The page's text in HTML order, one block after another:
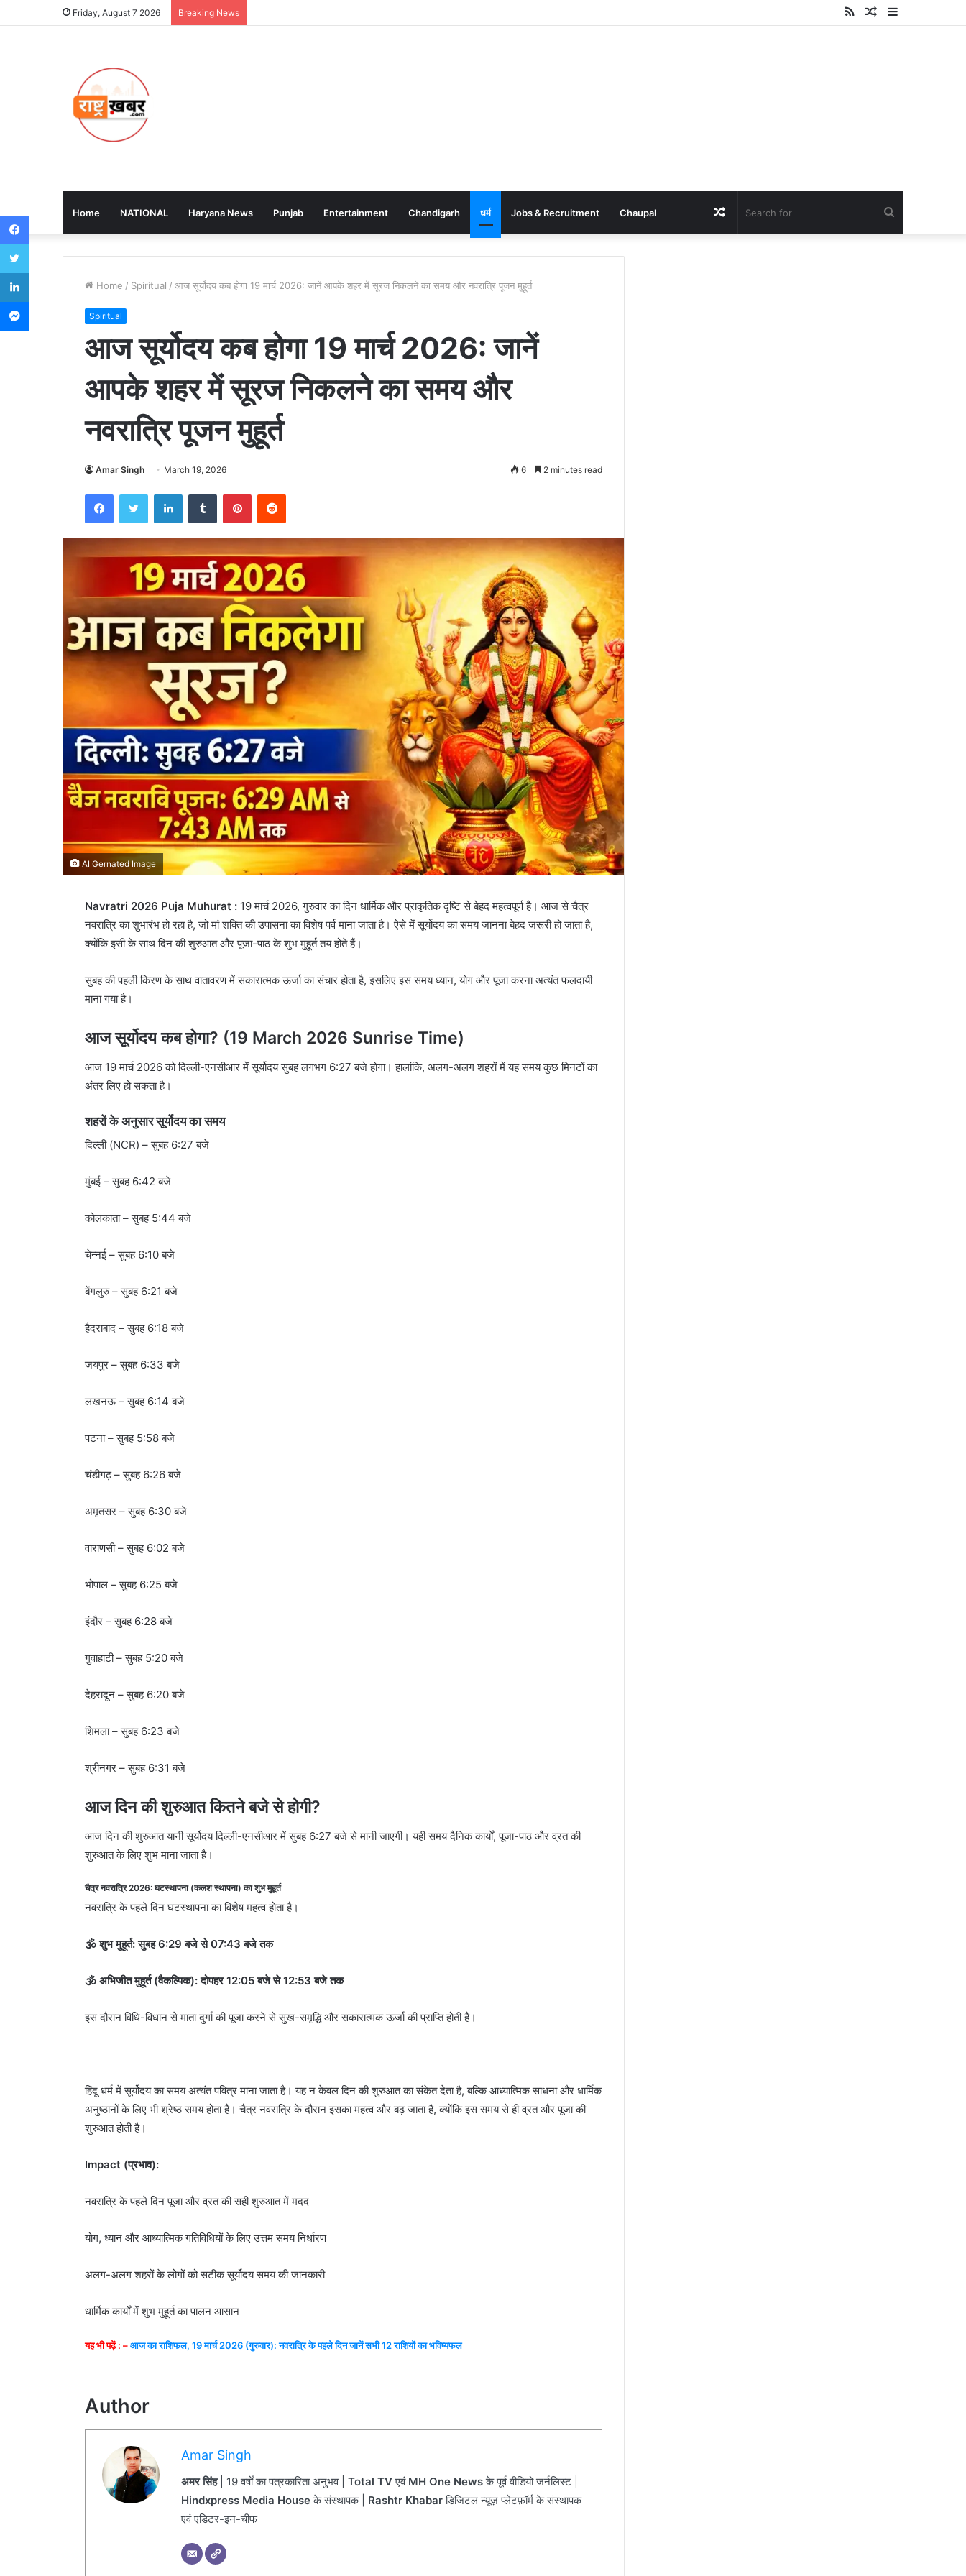
Friday, August 7 2026 Breaking News
Random
RSS
Home NATIONAL Haryana News Punjab Entertainment Chandigarh धर्म Jobs & Recruitment Chaupal Random
Home / Spiritual / आज सूर्योदय कब होगा 19 मार्च 2026: जानें आपके शहर में सूरज निकलने का समय और नवरात्रि पूजन मुहूर्त
Spiritual
आज सूर्योदय कब होगा 19 मार्च 2026: जानें
आपके शहर में सूरज निकलने का समय और
नवरात्रि पूजन मुहूर्त
Amar Singh March 19, 2026 6 2 minutes read
AI Gernated Image
Navratri 2026 Puja Muhurat : 19 मार्च 2026, गुरुवार का दिन धार्मिक और प्राकृतिक दृष्टि से बेहद महत्वपूर्ण है। आज से चैत्र
नवरात्रि का शुभारंभ हो रहा है, जो मां शक्ति की उपासना का विशेष पर्व माना जाता है। ऐसे में सूर्योदय का समय जानना बेहद जरूरी हो जाता है,
क्योंकि इसी के साथ दिन की शुरुआत और पूजा-पाठ के शुभ मुहूर्त तय होते हैं।
सुबह की पहली किरण के साथ वातावरण में सकारात्मक ऊर्जा का संचार होता है, इसलिए इस समय ध्यान, योग और पूजा करना अत्यंत फलदायी
माना गया है।
आज सूर्योदय कब होगा? (19 March 2026 Sunrise Time)
आज 19 मार्च 2026 को दिल्ली-एनसीआर में सूर्योदय सुबह लगभग 6:27 बजे होगा। हालांकि, अलग-अलग शहरों में यह समय कुछ मिनटों का
अंतर लिए हो सकता है।
शहरों के अनुसार सूर्योदय का समय
दिल्ली (NCR) – सुबह 6:27 बजे
मुंबई – सुबह 6:42 बजे
कोलकाता – सुबह 5:44 बजे
चेन्नई – सुबह 6:10 बजे
बेंगलुरु – सुबह 6:21 बजे
हैदराबाद – सुबह 6:18 बजे
जयपुर – सुबह 6:33 बजे
लखनऊ – सुबह 6:14 बजे
पटना – सुबह 5:58 बजे
चंडीगढ़ – सुबह 6:26 बजे
अमृतसर – सुबह 6:30 बजे
वाराणसी – सुबह 6:02 बजे
भोपाल – सुबह 6:25 बजे
इंदौर – सुबह 6:28 बजे
गुवाहाटी – सुबह 5:20 बजे
देहरादून – सुबह 6:20 बजे
शिमला – सुबह 6:23 बजे
श्रीनगर – सुबह 6:31 बजे
आज दिन की शुरुआत कितने बजे से होगी?
आज दिन की शुरुआत यानी सूर्योदय दिल्ली-एनसीआर में सुबह 6:27 बजे से मानी जाएगी। यही समय दैनिक कार्यों, पूजा-पाठ और व्रत की
शुरुआत के लिए शुभ माना जाता है।
चैत्र नवरात्रि 2026: घटस्थापना (कलश स्थापना) का शुभ मुहूर्त
नवरात्रि के पहले दिन घटस्थापना का विशेष महत्व होता है।
🕉️ शुभ मुहूर्त: सुबह 6:29 बजे से 07:43 बजे तक
🕉️ अभिजीत मुहूर्त (वैकल्पिक): दोपहर 12:05 बजे से 12:53 बजे तक
इस दौरान विधि-विधान से माता दुर्गा की पूजा करने से सुख-समृद्धि और सकारात्मक ऊर्जा की प्राप्ति होती है।
हिंदू धर्म में सूर्योदय का समय अत्यंत पवित्र माना जाता है। यह न केवल दिन की शुरुआत का संकेत देता है, बल्कि आध्यात्मिक साधना और धार्मिक
अनुष्ठानों के लिए भी श्रेष्ठ समय होता है। चैत्र नवरात्रि के दौरान इसका महत्व और बढ़ जाता है, क्योंकि इस समय से ही व्रत और पूजा की
शुरुआत होती है।
Impact (प्रभाव):
नवरात्रि के पहले दिन पूजा और व्रत की सही शुरुआत में मदद
योग, ध्यान और आध्यात्मिक गतिविधियों के लिए उत्तम समय निर्धारण
अलग-अलग शहरों के लोगों को सटीक सूर्योदय समय की जानकारी
धार्मिक कार्यों में शुभ मुहूर्त का पालन आसान
यह भी पढ़ें : –आज का राशिफल, 19 मार्च 2026 (गुरुवार): नवरात्रि के पहले दिन जानें सभी 12 राशियों का भविष्यफल
Author
Amar Singh
अमर सिंह| 19 वर्षों का पत्रकारिता अनुभव | Total TVएवं MH One Newsके पूर्व वीडियो जर्नलिस्ट |
Hindxpress Media Houseके संस्थापक | Rashtr Khabarडिजिटल न्यूज़ प्लेटफ़ॉर्म के संस्थापक
एवं एडिटर-इन-चीफ